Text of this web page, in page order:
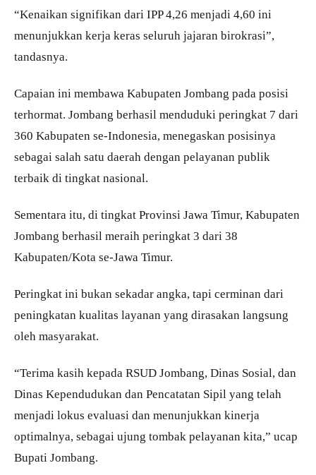
“Kenaikan signifikan dari IPP 4,26 menjadi 4,60 ini
menunjukkan kerja keras seluruh jajaran birokrasi”,
tandasnya.
Capaian ini membawa Kabupaten Jombang pada posisi
terhormat. Jombang berhasil menduduki peringkat 7 dari
360 Kabupaten se-Indonesia, menegaskan posisinya
sebagai salah satu daerah dengan pelayanan publik
terbaik di tingkat nasional.
Sementara itu, di tingkat Provinsi Jawa Timur, Kabupaten
Jombang berhasil meraih peringkat 3 dari 38
Kabupaten/Kota se-Jawa Timur.
Peringkat ini bukan sekadar angka, tapi cerminan dari
peningkatan kualitas layanan yang dirasakan langsung
oleh masyarakat.
“Terima kasih kepada RSUD Jombang, Dinas Sosial, dan
Dinas Kependudukan dan Pencatatan Sipil yang telah
menjadi lokus evaluasi dan menunjukkan kinerja
optimalnya, sebagai ujung tombak pelayanan kita,” ucap
Bupati Jombang.